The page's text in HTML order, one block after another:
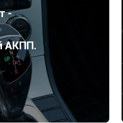
-
АКПП.